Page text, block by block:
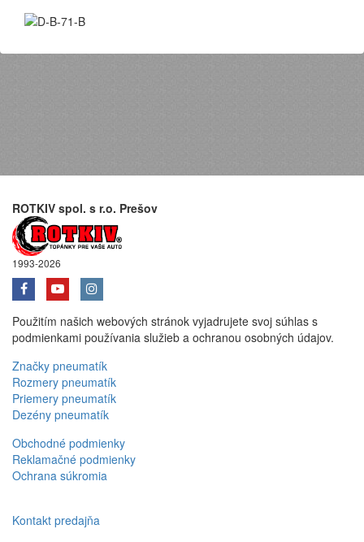
ROTKIV spol. s r.o. Prešov
1993-2026
Použitím našich webových stránok vyjadrujete svoj súhlas s
podmienkami používania služieb a ochranou osobných údajov.
Značky pneumatík
Rozmery pneumatík
Priemery pneumatík
Dezény pneumatík
Obchodné podmienky
Reklamačné podmienky
Ochrana súkromia
Kontakt predajňa